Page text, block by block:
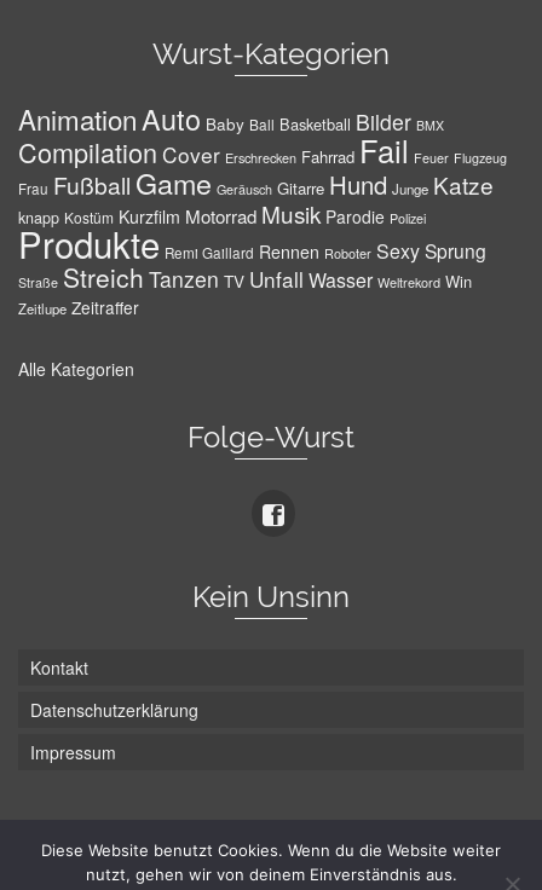
Wurst-Kategorien
AnimationAuto Baby Ball Basketball Bilder BMX
Compilation Cover Erschrecken Fahrrad Fail Feuer Flugzeug
Frau Fußball Game Geräusch Gitarre Hund Junge Katze
knapp Kostüm Kurzfilm Motorrad Musik Parodie Polizei
Produkte Remi Gaillard Rennen Roboter SexySprung
Straße Streich Tanzen TV Unfall Wasser Weltrekord Win
Zeitlupe Zeitraffer
Alle Kategorien
Folge-Wurst
Kein Unsinn
Kontakt
Datenschutzerklärung
Impressum
© Hans-Wurst.net - Gute Laune seit 2005
Diese Website benutzt Cookies. Wenn du die Website weiter
nutzt, gehen wir von deinem Einverständnis aus.